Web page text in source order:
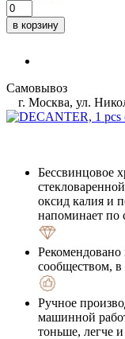
в корзину
Самовывоз
г. Москва, ул.
Бессвинцовое
оксид калия и
напоминает по
сообществом,
Ручное
машинной
тоньше, легче и